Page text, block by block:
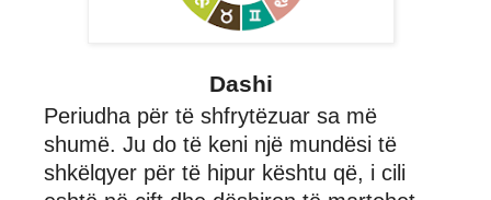
Dashi
Periudha për të shfrytëzuar sa më
shumë. Ju do të keni një mundësi të
shkëlqyer për të hipur kështu që, i cili